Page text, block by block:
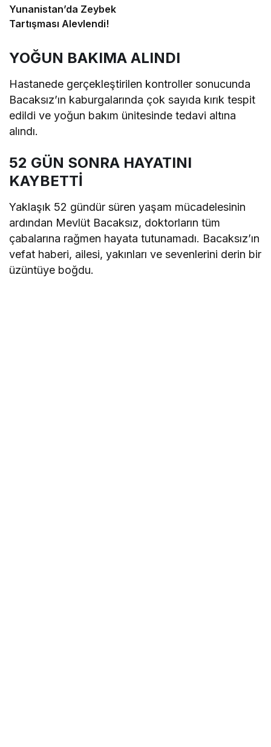
Yunanistan’da Zeybek
Tartışması Alevlendi!
YOĞUN BAKIMA ALINDI
Hastanede gerçekleştirilen kontroller sonucunda
Bacaksız’ın kaburgalarında çok sayıda kırık tespit
edildi ve yoğun bakım ünitesinde tedavi altına
alındı.
52 GÜN SONRA HAYATINI
KAYBETTİ
Yaklaşık 52 gündür süren yaşam mücadelesinin
ardından Mevlüt Bacaksız, doktorların tüm
çabalarına rağmen hayata tutunamadı. Bacaksız’ın
vefat haberi, ailesi, yakınları ve sevenlerini derin bir
üzüntüye boğdu.